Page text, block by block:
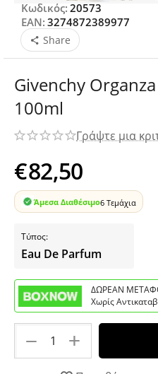
EAN: 3274872389977
Κωδικός: 20573
Share
Givenchy
100ml
Γράψτε μια
€82,50
Άμεσα Διαθέσιμο6 Τεμάχια
Τύπος:
Eau De Parfum
ΔΩΡΕΑΝ
Χωρίς
+
−